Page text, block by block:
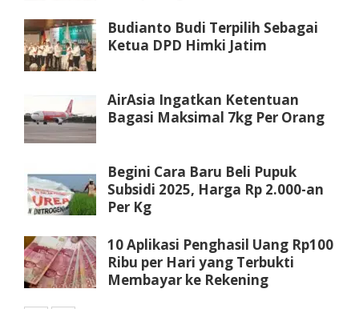
Budianto Budi Terpilih Sebagai
Ketua DPD Himki Jatim
AirAsia Ingatkan Ketentuan
Bagasi Maksimal 7kg Per Orang
Begini Cara Baru Beli Pupuk
Subsidi 2025, Harga Rp 2.000-an
Per Kg
10 Aplikasi Penghasil Uang Rp100
Ribu per Hari yang Terbukti
Membayar ke Rekening